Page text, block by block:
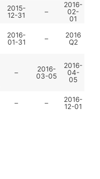
2015-
12-31
–
2016-
02-
01
2016-
01-31
–
2016
Q2
–
2016-
03-05
2016-
04-
05
– –
2016-
12-01